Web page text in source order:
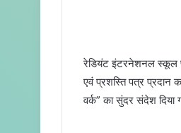
रेडियंट इंटरनेशनल स्कूल
एवं प्रशस्ति पत्र प्रदान
वर्क” का सुंदर संदेश दिया